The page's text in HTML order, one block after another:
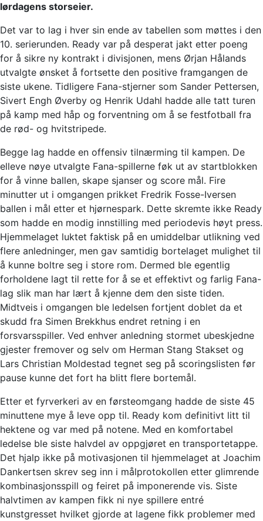
lørdagens storseier.
Det var to lag i hver sin ende av tabellen som møttes i den
10. serierunden. Ready var på desperat jakt etter poeng
for å sikre ny kontrakt i divisjonen, mens Ørjan Hålands
utvalgte ønsket å fortsette den positive framgangen de
siste ukene. Tidligere Fana-stjerner som Sander Pettersen,
Sivert Engh Øverby og Henrik Udahl hadde alle tatt turen
på kamp med håp og forventning om å se festfotball fra
de rød- og hvitstripede.
Begge lag hadde en offensiv tilnærming til kampen. De
elleve nøye utvalgte Fana-spillerne føk ut av startblokken
for å vinne ballen, skape sjanser og score mål. Fire
minutter ut i omgangen prikket Fredrik Fosse-Iversen
ballen i mål etter et hjørnespark. Dette skremte ikke Ready
som hadde en modig innstilling med periodevis høyt press.
Hjemmelaget luktet faktisk på en umiddelbar utlikning ved
flere anledninger, men gav samtidig bortelaget mulighet til
å kunne boltre seg i store rom. Dermed ble egentlig
forholdene lagt til rette for å se et effektivt og farlig Fana-
lag slik man har lært å kjenne dem den siste tiden.
Midtveis i omgangen ble ledelsen fortjent doblet da et
skudd fra Simen Brekkhus endret retning i en
forsvarsspiller. Ved enhver anledning stormet ubeskjedne
gjester fremover og selv om Herman Stang Stakset og
Lars Christian Moldestad tegnet seg på scoringslisten før
pause kunne det fort ha blitt flere bortemål.
Etter et fyrverkeri av en førsteomgang hadde de siste 45
minuttene mye å leve opp til. Ready kom definitivt litt til
hektene og var med på notene. Med en komfortabel
ledelse ble siste halvdel av oppgjøret en transportetappe.
Det hjalp ikke på motivasjonen til hjemmelaget at Joachim
Dankertsen skrev seg inn i målprotokollen etter glimrende
kombinasjonsspill og feiret på imponerende vis. Siste
halvtimen av kampen fikk ni nye spillere entré
kunstgresset hvilket gjorde at lagene fikk problemer med